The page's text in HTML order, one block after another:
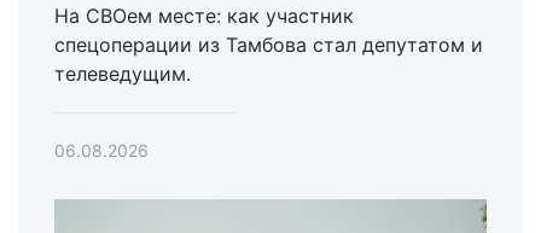
На СВОем месте: как участник
спецоперации из Тамбова стал депутатом и
телеведущим.
06.08.2026